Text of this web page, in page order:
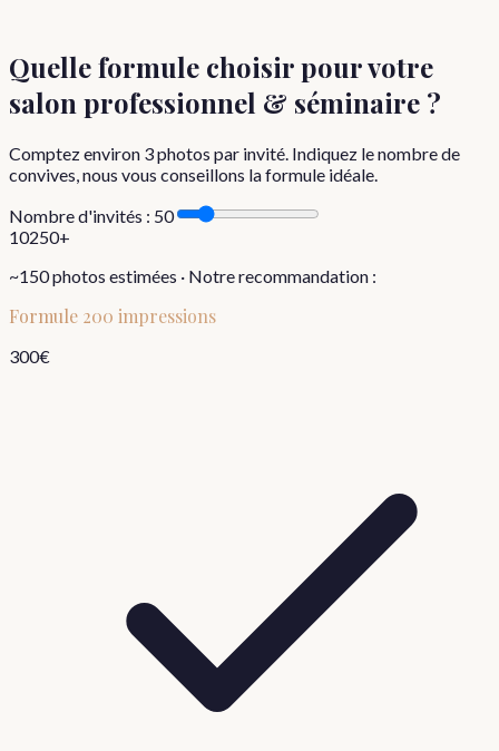
Quelle formule choisirpour votre
salon professionnel & séminaire ?
Comptez environ 3photos par invité. Indiquez le nombre de
convives, nous vous conseillons la formule idéale.
Nombre d'invités : 50
10250+
~150photos estimées · Notre recommandation :
Formule 200 impressions
300€